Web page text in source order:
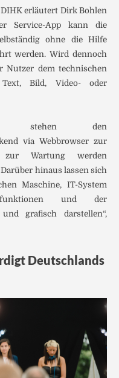
erläutert Dirk Bohlen
Service-App kann die
ohne die Hilfe
werden. Wird dennoch
Nutzer dem technischen
Bild, Video- oder
stehen den
via Webbrowser zur
zur Wartung werden
hinaus lassen sich
Maschine, IT-System
und der
grafisch darstellen“,
Deutschlands